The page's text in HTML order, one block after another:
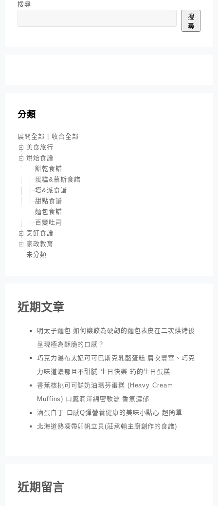
搜尋
搜
尋
分類
展開全部
收合全部
美食旅行
烘焙食譜
餅乾食譜
蛋糕&慕斯食譜
塔&派食譜
甜點食譜
麵包食譜
百變吐司
烹飪食譜
家政教育
未分類
近期文章
明太子麵包 如何讓較為硬韌的麵包表皮在二次烘烤後
呈現極為酥脆的口感？
巧克力瀑布太妃可可巴斯克乳酪蛋糕 層次豐富、巧克
力味道濃郁且不甜膩 生日快樂 筠的生日蛋糕
香蕉核桃可可鮮奶油瑪芬蛋糕 (Heavy Cream
Muffins) 口感潤澤綿密軟濡 香氣濃郁
滷蛋白丁 口感Q彈營養健康的美味小點心 超簡單
北海道熟凍帶卵帆立貝(莊承翰主廚創作的食譜)
近期留言